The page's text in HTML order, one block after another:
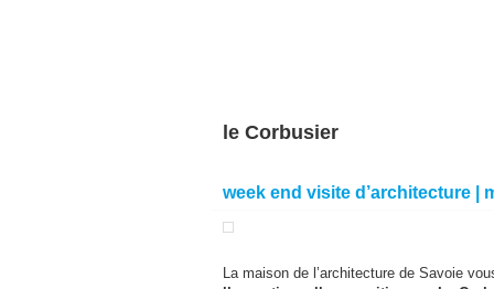
le Corbusier
week end visite d’architecture |
La maison de l’architecture de Savoie